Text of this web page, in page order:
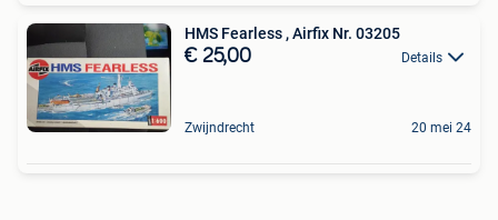
HMS Fearless , Airfix Nr. 03205
€ 25,00 Details
Zwijndrecht 20 mei 24